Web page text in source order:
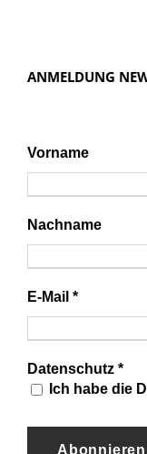
ANMELDUNG
Vorname
Nachname
E-Mail *
Datenschutz *
Ich habe die